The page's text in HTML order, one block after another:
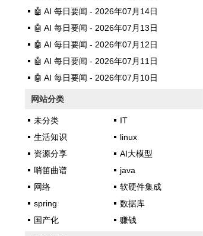
🤖 AI 每日要闻 - 2026年07月14日
🤖 AI 每日要闻 - 2026年07月13日
🤖 AI 每日要闻 - 2026年07月12日
🤖 AI 每日要闻 - 2026年07月11日
🤖 AI 每日要闻 - 2026年07月10日
网站分类
未分类
IT
生活知识
linux
资源分享
AI大模型
哨笛曲谱
java
网络
软硬件集成
spring
数据库
国产化
赚钱